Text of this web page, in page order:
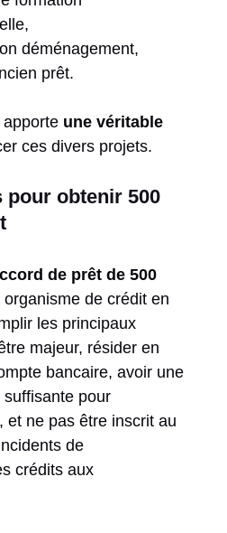
déménagement,
prêt.
apporte une véritable
ces divers projets.
pour obtenir 500
de prêt de 500
organisme de crédit en
les principaux
majeur, résider en
bancaire, avoir une
pour
et ne pas être inscrit au
de
crédits aux